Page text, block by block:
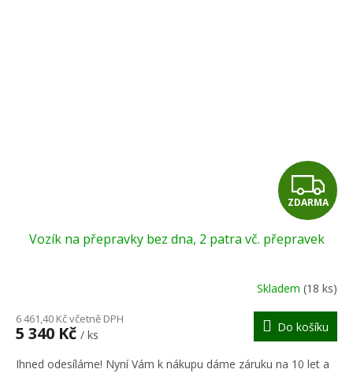
Z
D
A
R
M
A
ZDARMA
Vozík na přepravky bez dna, 2 patra vč. přepravek
Skladem (18 ks)
6 461,40 Kč včetně DPH
5 340 Kč / ks
Do košíku
Ihned odesíláme! Nyní Vám k nákupu dáme záruku na 10 let a